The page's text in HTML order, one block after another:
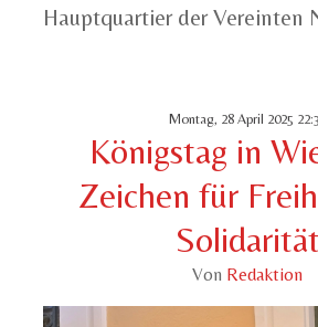
Hauptquartier der Vereinten
Montag, 28 April 2025
Königstag in
Zeichen für
Solidarität
Von Redaktion